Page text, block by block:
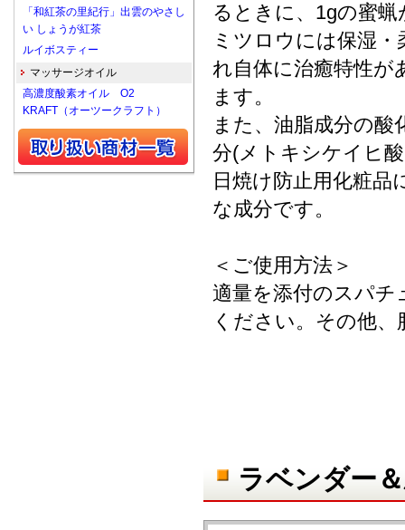
るときに、1gの蜜
ミツロウには保湿
れ自体に治癒特性が
ます。
また、油脂成分の
分(メトキシケイヒ
日焼け防止用化粧
な成分です。
＜ご使用方法＞
適量を添付のスパ
ください。その他
ラベンダー
「和紅茶の里紀行」出雲のやさし
い しょうが紅茶
ルイボスティー
マッサージオイル
高濃度酸素オイル O2
KRAFT（オーツークラフト）